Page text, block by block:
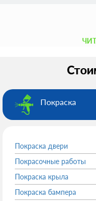
Покраска
Покраска двери
Покрасочные работы
Покраска крыла
Покраска бампера